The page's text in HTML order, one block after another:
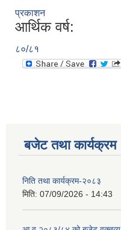
प्रकाशन
आर्थिक वर्ष:
८०/८१
बजेट तथा कार्यक्रम
निति तथा कार्यक्रम-२०८३
मिति: 07/09/2026 - 14:43